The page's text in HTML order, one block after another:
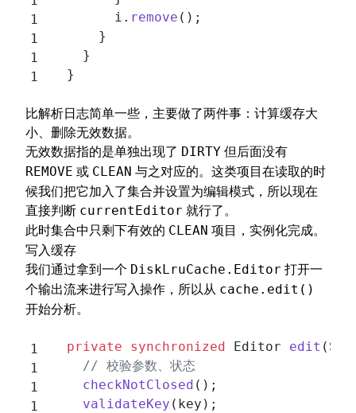
        i.
remove ();
      }
    }
  }
比解析日志简单一些，主要做了两件事：计算缓存大
小、删除无效数据。
无效数据指的是单独出现了 DIRTY 但后面没有
REMOVE 或 CLEAN 与之对应的。这类项目在读取的时
候我们把它加入了集合并设置为编辑模式，所以现在
直接判断 currentEditor 就行了。
此时集合中只剩下有效的 CLEAN 项目，实例化完成。
写入缓存
我们通过拿到一个 DiskLruCache.Editor 打开一
个输出流来进行写入操作，所以从 cache.edit()
开始分析。
  private
synchronized Editor edit
    // 校验参数、状态
    checkNotClosed
();
    validateKey
(key);